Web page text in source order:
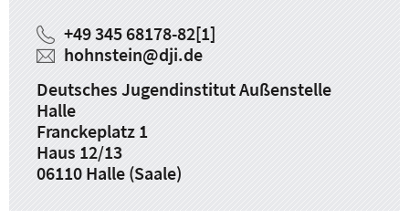
+49 345 68178-82[1]
hohnstein@dji.de
Deutsches Jugendinstitut Außenstelle
Halle
Franckeplatz 1
Haus 12/13
06110 Halle (Saale)